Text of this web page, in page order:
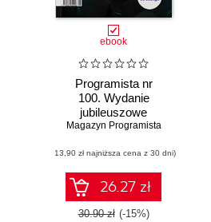
ebook
Programista nr
100. Wydanie
jubileuszowe
Magazyn Programista
(13,90 zł najniższa cena z 30 dni)
26.27 zł
30.90 zł (-15%)